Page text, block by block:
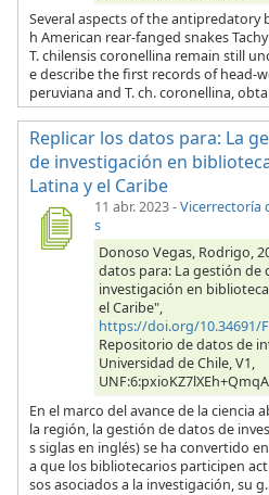
Several aspects of the antipredatory
h American rear-fanged snakes
T. chilensis coronellina remain still
e describe the first records of head-
peruviana and T. ch. coronellina,
Replicar los datos para: La
de investigación en
Latina y el Caribe
11 abr. 2023-Vicerrectoría
s
Donoso Vegas, Rodrigo,
datos para: La gestión de
investigación en
el Caribe",
https://doi.org/10.34691/
Repositorio de datos de
Universidad de Chile, V1,
En el marco del avance de la ciencia
la región, la gestión de datos de
s siglas en inglés) se ha convertido
a que los bibliotecarios participen
sos asociados a la investigación, su